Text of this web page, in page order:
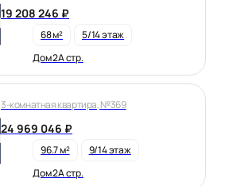
19 208 246 ₽
68 м²
5/14 этаж
Дом 2А стр.
3-комнатная квартира, №369
24 969 046 ₽
96.7 м²
9/14 этаж
Дом 2А стр.